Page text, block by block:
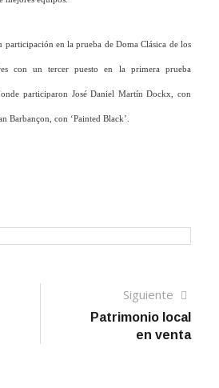
participación en la prueba de Doma Clásica de los
con un tercer puesto en la primera prueba
participaron José Daniel Martín Dockx, con
Barbançon, con ‘Painted Black’.
Siguiente
Patrimonio local
en venta